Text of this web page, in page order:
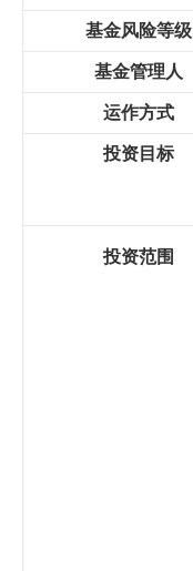
基金风险等级
基金管理人
运作方式
投资目标
投资范围